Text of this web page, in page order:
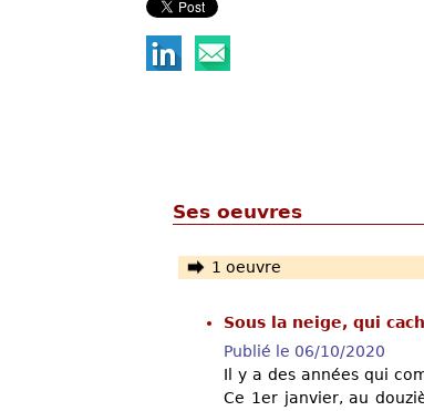
Ses oeuvres
1 oeuvre
Sous la neige, qui
Publié le 06/10/2020
Il y a des années qui
Ce 1er janvier, au